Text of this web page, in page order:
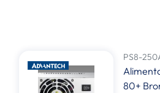
PS8-
80+